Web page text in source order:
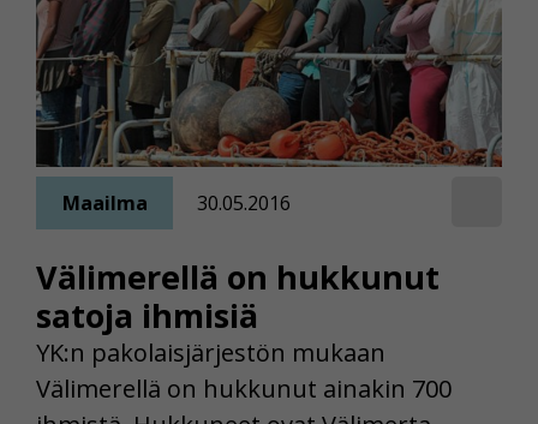
Välimerellä on hukkunut
satoja ihmisiä
Maailma 30.05.2016
YK:n pakolaisjärjestön mukaan
Välimerellä on hukkunut ainakin 700